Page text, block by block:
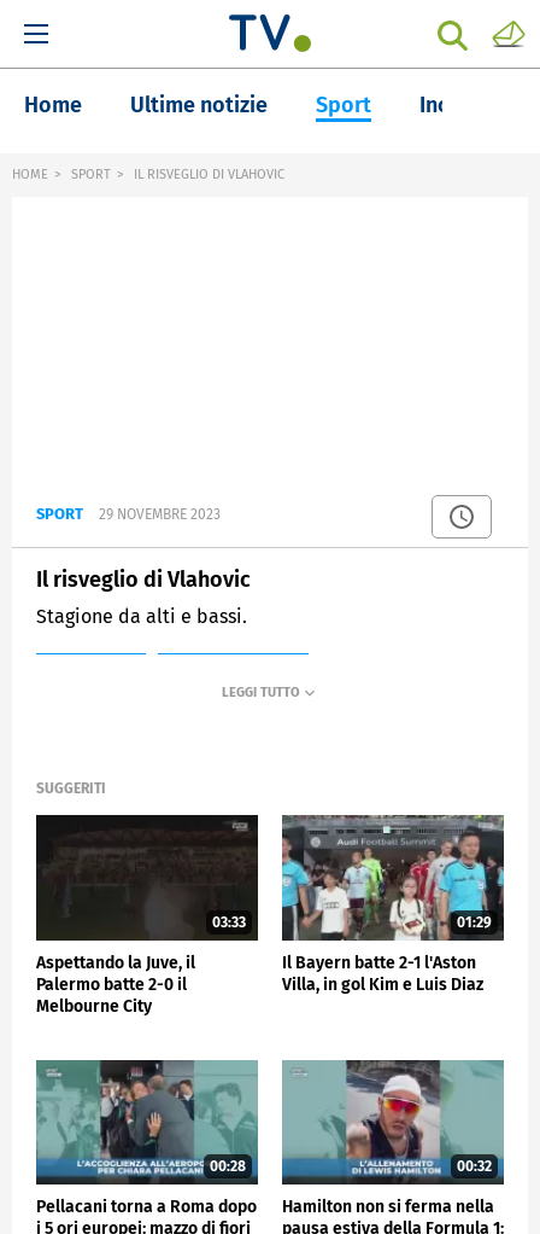
Home Ultime notizie Sport Inchieste
HOME SPORT IL RISVEGLIO DI VLAHOVIC
SPORT 29 NOVEMBRE 2023
Il risveglio di Vlahovic
Stagione da alti e bassi.
SUGGERITI
03:33
Aspettando la Juve, il
Palermo batte 2-0 il
Melbourne City
01:29
Il Bayern batte 2-1 l'Aston
Villa, in gol Kim e Luis Diaz
00:28
Pellacani torna a Roma dopo
i 5 ori europei: mazzo di fiori
00:32
Hamilton non si ferma nella
pausa estiva della Formula 1: